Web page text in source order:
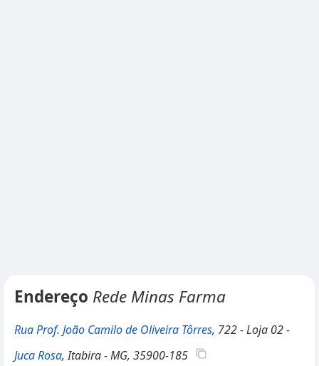
Endereço Rede Minas Farma
Rua Prof. João Camilo de Oliveira Tôrres, 722 - Loja 02 -
Juca Rosa, Itabira - MG, 35900-185